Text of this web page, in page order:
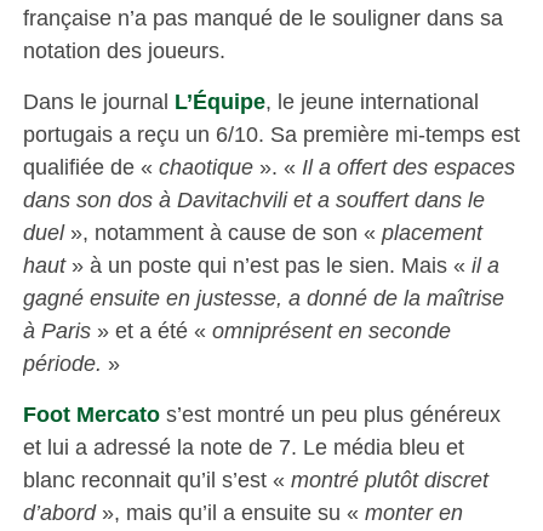
française n’a pas manqué de le souligner dans sa
notation des joueurs.
Dans le journal L’Équipe, le jeune international
portugais a reçu un 6/10. Sa première mi-temps est
qualifiée de « chaotique». « Il a offert des espaces
dans son dos à Davitachvili et a souffert dans le
duel», notamment à cause de son « placement
haut» à un poste qui n’est pas le sien. Mais « il a
gagné ensuite en justesse, a donné de la maîtrise
à Paris » et a été « omniprésent en seconde
période. »
Foot Mercatos’est montré un peu plus généreux
et lui a adressé la note de 7. Le média bleu et
blanc reconnait qu’il s’est « montré plutôt discret
d’abord», mais qu’il a ensuite su « monter en